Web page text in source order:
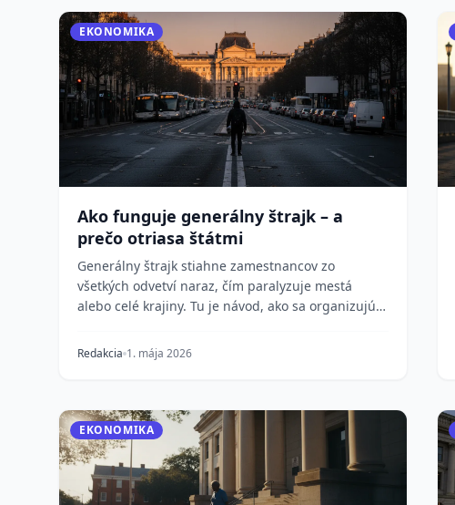
EKONOMIKA
Ako funguje generálny štrajk – a
prečo otriasa štátmi
Generálny štrajk stiahne zamestnancov zo
všetkých odvetví naraz, čím paralyzuje mestá
alebo celé krajiny. Tu je návod, ako sa organizujú,
Redakcia 1. mája 2026
EKONOMIKA